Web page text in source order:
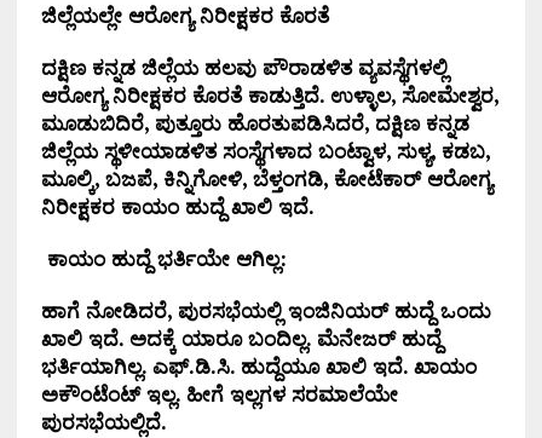
ಜಿಲ್ಲೆಯಲ್ಲೇ ಆರೋಗ್ಯ ನಿರೀಕ್ಷಕರ ಕೊರತೆ
ದಕ್ಷಿಣ ಕನ್ನಡ ಜಿಲ್ಲೆಯ ಹಲವು ಪೌರಾಡಳಿತ ವ್ಯವಸ್ಥೆಗಳಲ್ಲಿ
ಆರೋಗ್ಯ ನಿರೀಕ್ಷಕರ ಕೊರತೆ ಕಾಡುತ್ತಿದೆ. ಉಳ್ಳಾಲ, ಸೋಮೇಶ್ವರ,
ಮೂಡುಬಿದಿರೆ, ಪುತ್ತೂರು ಹೊರತುಪಡಿಸಿದರೆ, ದಕ್ಷಿಣ ಕನ್ನಡ
ಜಿಲ್ಲೆಯ ಸ್ಥಳೀಯಾಡಳಿತ ಸಂಸ್ಥೆಗಳಾದ ಬಂಟ್ವಾಳ, ಸುಳ್ಯ, ಕಡಬ,
ಮೂಲ್ಕಿ, ಬಜಪೆ, ಕಿನ್ನಿಗೋಳಿ, ಬೆಳ್ತಂಗಡಿ, ಕೋಟೆಕಾರ್ ಆರೋಗ್ಯ
ನಿರೀಕ್ಷಕರ ಕಾಯಂ ಹುದ್ದೆ ಖಾಲಿ ಇದೆ.
ಕಾಯಂ ಹುದ್ದೆ ಭರ್ತಿಯೇ ಆಗಿಲ್ಲ:
ಹಾಗೆ ನೋಡಿದರೆ, ಪುರಸಭೆಯಲ್ಲಿ ಇಂಜಿನಿಯರ್ ಹುದ್ದೆ ಒಂದು
ಖಾಲಿ ಇದೆ. ಅದಕ್ಕೆ ಯಾರೂ ಬಂದಿಲ್ಲ. ಮೆನೇಜರ್ ಹುದ್ದೆ
ಭರ್ತಿಯಾಗಿಲ್ಲ. ಎಫ್.ಡಿ.ಸಿ. ಹುದ್ದೆಯೂ ಖಾಲಿ ಇದೆ. ಖಾಯಂ
ಅಕೌಂಟೆಂಟ್ ಇಲ್ಲ. ಹೀಗೆ ಇಲ್ಲಗಳ ಸರಮಾಲೆಯೇ
ಪುರಸಭೆಯಲ್ಲಿದೆ.